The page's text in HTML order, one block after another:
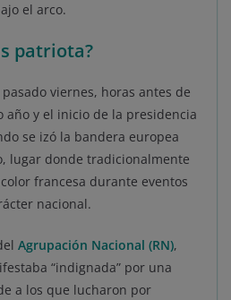
el arco.
patriota?
viernes, horas antes de
año y el inicio de la presidencia
se izó la bandera europea
lugar donde tradicionalmente
francesa durante eventos
nacional.
Agrupación Nacional (RN),
“indignada” por una
a los que lucharon por